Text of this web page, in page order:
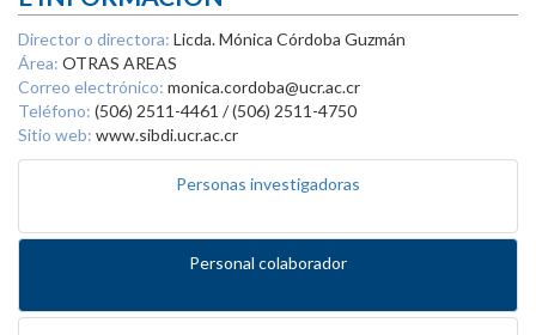
Director o directora: Licda. Mónica Córdoba Guzmán
Área: OTRAS AREAS
Correo electrónico: monica.cordoba@ucr.ac.cr
Teléfono: (506) 2511-4461 / (506) 2511-4750
Sitio web: www.sibdi.ucr.ac.cr
Personas investigadoras
Personal colaborador